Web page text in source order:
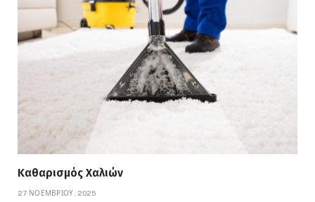
Καθαρισμός Χαλιών
27 ΝΟΕΜΒΡΊΟΥ, 2025